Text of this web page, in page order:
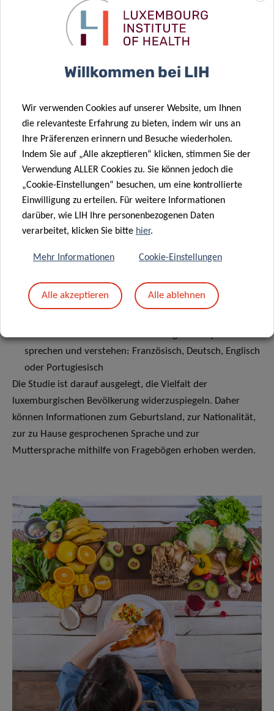
Bevölkerungsregistern ausgewählt, um eine faire und
repräsentative Stichprobe der luxemburgischen
Bevölkerung sicherzustellen. Die Auswahl erfolgt so, dass
Geschlecht, Alter und Region gewährleistet ist.
Personen sind für die Teilnahme an der LuxFoods-Studie
geeignet, wenn sie die folgenden Bedingungen erfüllen:
Sie sind zum Zeitpunkt der Rekrutierung in Luxemburg
wohnhaft
Sie sind Erwachsene (Frauen/Männer) im Alter
zwischen 18 und 64 Jahren
Sie leben entweder in städtischen oder ländlichen
Gebieten Luxemburgs
und Esch-sur-Alzette; alle anderen Gebiete gelten
gemäß den europäischen Klassifikationssystemen als
Sie können mindestens eine der folgenden Sprachen
sprechen und verstehen: Französisch, Deutsch, Englisch
oder Portugiesisch
Die Studie ist darauf ausgelegt, die Vielfalt der
luxemburgischen Bevölkerung widerzuspiegeln. Daher
können Informationen zum Geburtsland, zur Nationalität,
zur zu Hause gesprochenen Sprache und zur
Muttersprache mithilfe von Fragebögen erhoben werden.
Willkommen bei LIH
Wir verwenden Cookies auf unserer Website, um Ihnen
die relevanteste Erfahrung zu bieten, indem wir uns an
Ihre Präferenzen erinnern und Besuche wiederholen.
Indem Sie auf „Alle akzeptieren“ klicken, stimmen Sie der
Verwendung ALLER Cookies zu. Sie können jedoch die
„Cookie-Einstellungen“ besuchen, um eine kontrollierte
Einwilligung zu erteilen. Für weitere Informationen
darüber, wie LIH Ihre personenbezogenen Daten
verarbeitet, klicken Sie bitte hier.
Mehr Informationen Cookie-Einstellungen
Alle akzeptieren Alle ablehnen